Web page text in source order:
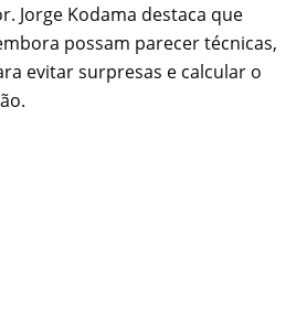
Jorge Kodama destaca que
possam parecer técnicas,
evitar surpresas e calcular o